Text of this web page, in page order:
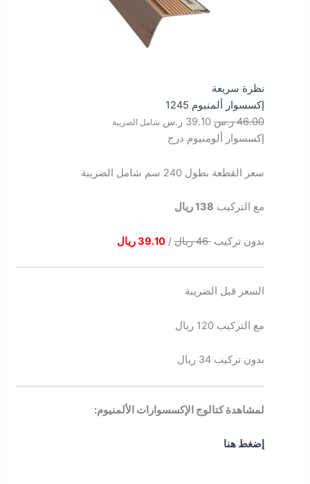
نظرة سريعة
إكسسوار ألمنيوم 1245
46.00 ر.س 39.10 ر.س شامل الضريبة
إكسسوار ألومنيوم درج
سعر القطعة بطول 240 سم شامل الضريبة
مع التركيب 138 ريال
بدون تركيب46 ريال /39.10 ريال
السعر قبل الضريبة
مع التركيب 120 ريال
بدون تركيب 34 ريال
لمشاهدة كتالوج الإكسسوارات الألمنيوم:
إضغط هنا